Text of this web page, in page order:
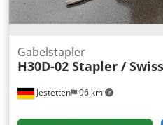
Jestetten 96 km
Gabelstapler
H30D-02 Stapler /